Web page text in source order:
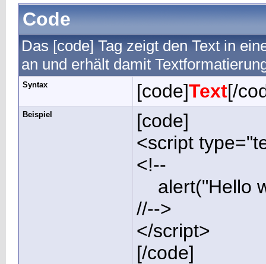
Code
Das [code] Tag zeigt den Text in
an und erhält damit
Syntax [code]Text[/
Beispiel
[code]
<script
<!--
alert("Hello
//-->
</script>
[/code]